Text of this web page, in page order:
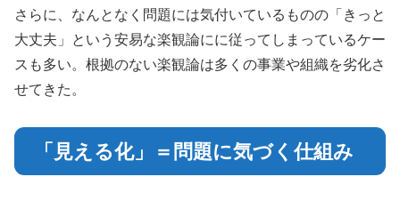
さらに、なんとなく問題には気付いているものの「きっと
大丈夫」という安易な楽観論にに従ってしまっているケー
スも多い。根拠のない楽観論は多くの事業や組織を劣化さ
せてきた。
「見える化」＝問題に気づく仕組み